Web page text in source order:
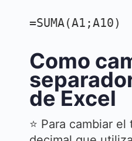
=SUMA(A1;A10)
Como
de Excel
⭐ Para cambiar